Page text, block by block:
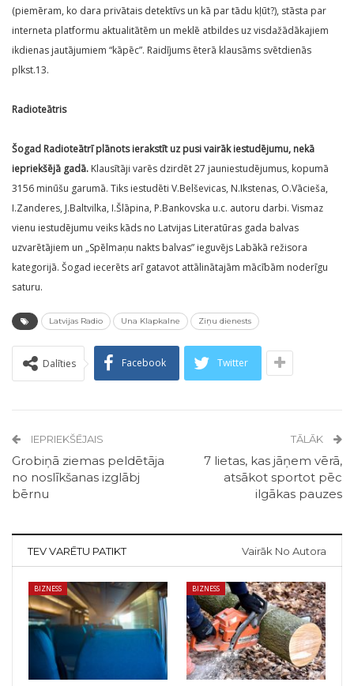
(piemēram, ko dara privātais detektīvs un kā par tādu kļūt?), stāsta par
interneta platformu aktualitātēm un meklē atbildes uz visdažādākajiem
ikdienas jautājumiem “kāpēc”. Raidījums ēterā klausāms svētdienās
plkst.13.
Radioteātris
Šogad Radioteātrī plānots ierakstīt uz pusi vairāk iestudējumu, nekā
iepriekšējā gadā. Klausītāji varēs dzirdēt 27 jauniestudējumus, kopumā
3156 minūšu garumā. Tiks iestudēti V.Belševicas, N.Ikstenas, O.Vācieša,
I.Zanderes, J.Baltvilka, I.Šlāpina, P.Bankovska u.c. autoru darbi. Vismaz
vienu iestudējumu veiks kāds no Latvijas Literatūras gada balvas
uzvarētājiem un „Spēlmaņu nakts balvas” ieguvējs Labākā režisora
kategorijā. Šogad iecerēts arī gatavot attālinātajām mācībām noderīgu
saturu.
Latvijas Radio Una Klapkalne Ziņu dienests
Dalīties Facebook Twitter
IEPRIEKŠĒJAIS
Grobiņā ziemas peldētāja
no noslīkšanas izglābj
bērnu
TĀLĀK
7 lietas, kas jāņem vērā,
atsākot sportot pēc
ilgākas pauzes
TEV VARĒTU PATIKT Vairāk No Autora
BIZNESS BIZNESS